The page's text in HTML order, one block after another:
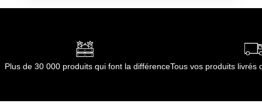
Kilojoules 133 kj
dont Acides gras saturés 0.05 g
Plus de 30 000 produits qui font la différenceTous vos produits livrés